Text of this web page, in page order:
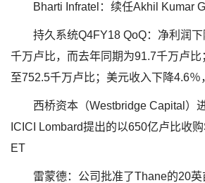
Bharti Infratel：续任Akhil Kumar
持久系统Q4FY18 QoQ：净利润
千万卢比，而去年同期为91.7千万卢
至752.5千万卢比；美元收入下降4.6％
西桥资本（Westbridge Capital）
ICICI Lombard提出的以650亿卢比收购
ET
雷蒙德：公司批准了Thane的20